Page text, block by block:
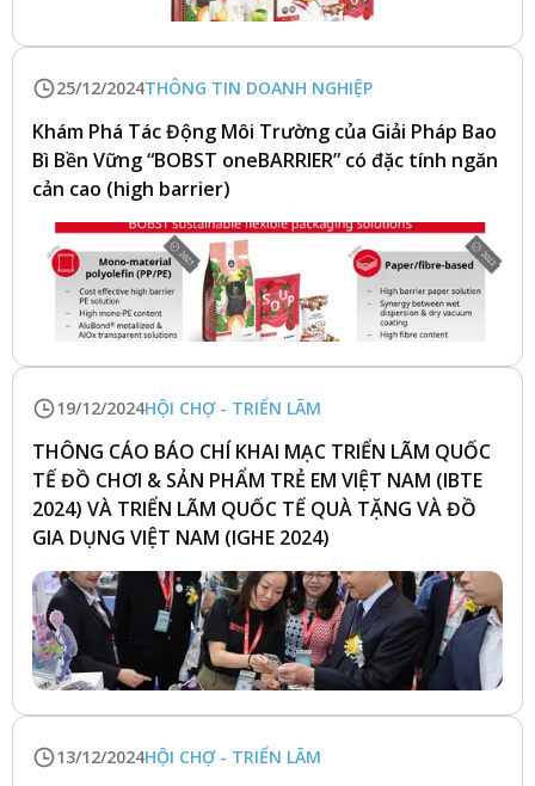
25/12/2024THÔNG TIN DOANH NGHIỆP
Khám Phá Tác Động Môi Trường của Giải Pháp Bao
Bì Bền Vững “BOBST oneBARRIER” có đặc tính ngăn
cản cao (high barrier)
19/12/2024HỘI CHỢ - TRIỂN LÃM
THÔNG CÁO BÁO CHÍ KHAI MẠC TRIỂN LÃM QUỐC
TẾ ĐỒ CHƠI & SẢN PHẨM TRẺ EM VIỆT NAM (IBTE
2024) VÀ TRIỂN LÃM QUỐC TẾ QUÀ TẶNG VÀ ĐỒ
GIA DỤNG VIỆT NAM (IGHE 2024)
13/12/2024HỘI CHỢ - TRIỂN LÃM